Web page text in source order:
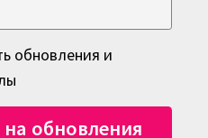
обновления и